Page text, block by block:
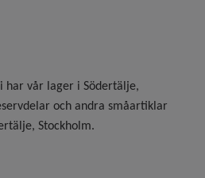
vår lager i Södertälje,
och andra småartiklar
Stockholm.